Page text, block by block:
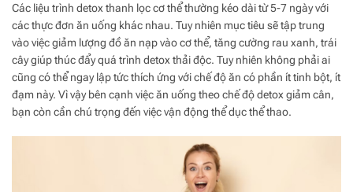
Các liệu trình detox thanh lọc cơ thể thường kéo dài từ 5-7 ngày với
các thực đơn ăn uống khác nhau. Tuy nhiên mục tiêu sẽ tập trung
vào việc giảm lượng đồ ăn nạp vào cơ thể, tăng cường rau xanh, trái
cây giúp thúc đẩy quá trình detox thải độc. Tuy nhiên không phải ai
cũng có thể ngay lập tức thích ứng với chế độ ăn có phần ít tinh bột, ít
đạm này. Vì vậy bên cạnh việc ăn uống theo chế độ detox giảm cân,
bạn còn cần chú trọng đến việc vận động thể dục thể thao.